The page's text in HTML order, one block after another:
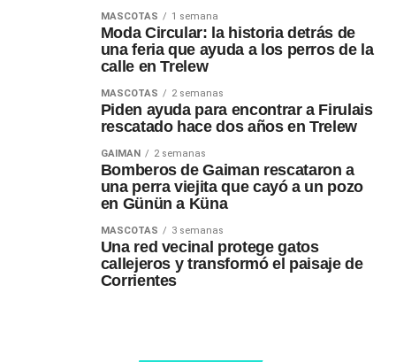
MASCOTAS 1 semana
Moda Circular: la historia detrás de
una feria que ayuda a los perros de la
calle en Trelew
MASCOTAS 2 semanas
Piden ayuda para encontrar a Firulais
rescatado hace dos años en Trelew
GAIMAN 2 semanas
Bomberos de Gaiman rescataron a
una perra viejita que cayó a un pozo
en Günün a Küna
MASCOTAS 3 semanas
Una red vecinal protege gatos
callejeros y transformó el paisaje de
Corrientes